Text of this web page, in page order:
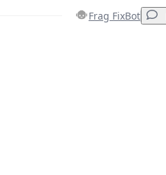
Frag FixBot